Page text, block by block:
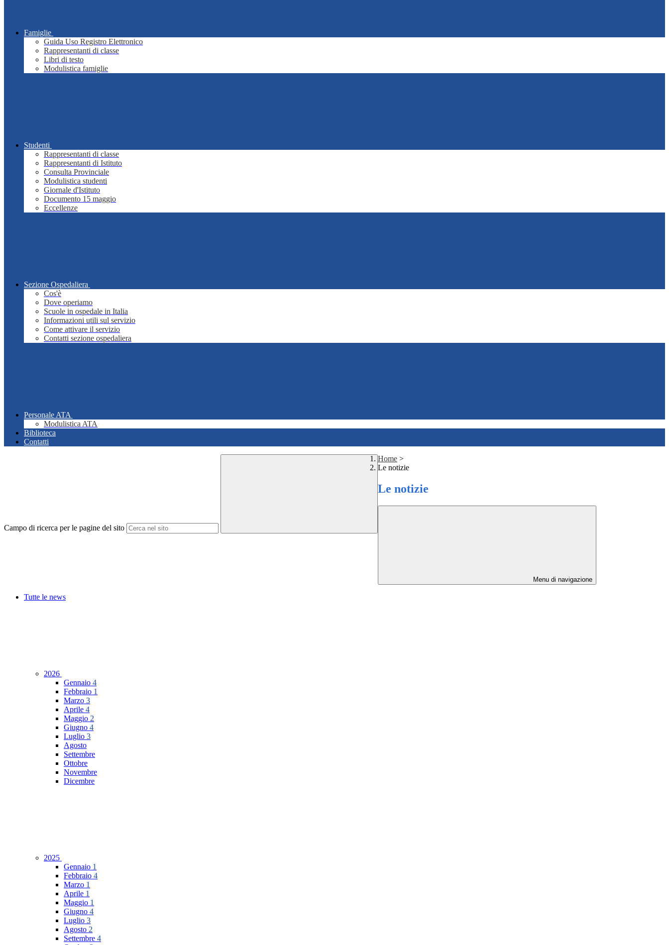
Famiglie
Guida Uso Registro Elettronico
Rappresentanti di classe
Libri di testo
Modulistica famiglie
Studenti
Rappresentanti di classe
Rappresentanti di Istituto
Consulta Provinciale
Modulistica studenti
Giornale d'Istituto
Documento 15 maggio
Eccellenze
Sezione Ospedaliera
Cos'è
Dove operiamo
Scuole in ospedale in Italia
Informazioni utili sul servizio
Come attivare il servizio
Contatti sezione ospedaliera
Personale ATA
Modulistica ATA
Biblioteca
Contatti
Campo di ricerca per le pagine del sito
Home >
Le notizie
Le notizie
Menu di navigazione
Tutte le news
2026
Gennaio 4
Febbraio 1
Marzo 3
Aprile 4
Maggio 2
Giugno 4
Luglio 3
Agosto
Settembre
Ottobre
Novembre
Dicembre
2025
Gennaio 1
Febbraio 4
Marzo 1
Aprile 1
Maggio 1
Giugno 4
Luglio 3
Agosto 2
Settembre 4